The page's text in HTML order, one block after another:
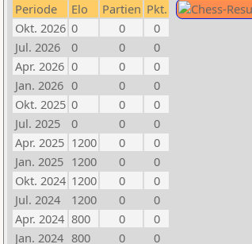
Periode Elo Partien Pkt.
Okt. 2026 0 0
0
Jul. 2026
0 0
0
Apr. 2026 0 0
0
Jan. 2026 0 0
0
Okt. 2025 0 0
0
Jul. 2025
0 0
0
Apr. 2025 1200 0
0
Jan. 2025 1200 0
0
Okt. 2024 1200 0
0
Jul. 2024
1200 0
0
Apr. 2024 800 0
0
Jan. 2024 800 0 0